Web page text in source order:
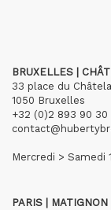
BRUXELLES |
33 place du
1050 Bruxelles
+32 (0)2 893 90 30
Mercredi > Samedi
PARIS | MATIGNON